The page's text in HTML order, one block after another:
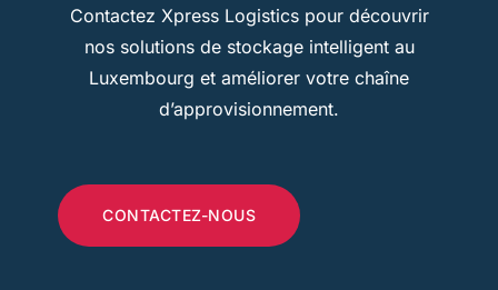
Contactez Xpress Logistics pour découvrir
nos solutions de stockage intelligent au
Luxembourg et améliorer votre chaîne
d’approvisionnement.
CONTACTEZ-NOUS